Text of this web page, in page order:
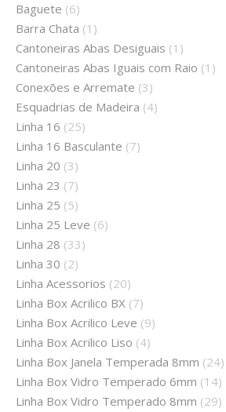
Baguete (6)
Barra Chata (1)
Cantoneiras Abas Desiguais (1)
Cantoneiras Abas Iguais com Raio (1)
Conexões e Arremate (3)
Esquadrias de Madeira (4)
Linha 16 (25)
Linha 16 Basculante (7)
Linha 20 (3)
Linha 23 (7)
Linha 25 (5)
Linha 25 Leve (6)
Linha 28 (33)
Linha 30 (2)
Linha Acessorios (20)
Linha Box Acrilico BX (7)
Linha Box Acrilico Leve (9)
Linha Box Acrilico Liso (4)
Linha Box Janela Temperada 8mm (24)
Linha Box Vidro Temperado 6mm (14)
Linha Box Vidro Temperado 8mm (29)